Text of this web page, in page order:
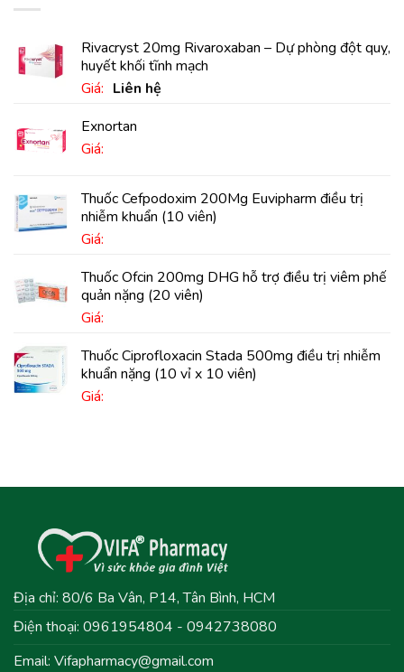
Rivacryst 20mg Rivaroxaban – Dự phòng đột quỵ,
huyết khối tĩnh mạch
Giá: Liên hệ
Exnortan
Giá:
Thuốc Cefpodoxim 200Mg Euvipharm điều trị
nhiễm khuẩn (10 viên)
Giá:
Thuốc Ofcin 200mg DHG hỗ trợ điều trị viêm phế
quản nặng (20 viên)
Giá:
Thuốc Ciprofloxacin Stada 500mg điều trị nhiễm
khuẩn nặng (10 vỉ x 10 viên)
Giá:
Địa chỉ: 80/6 Ba Vân, P14, Tân Bình, HCM
Điện thoại: 0961954804 - 0942738080
Email: Vifapharmacy@gmail.com